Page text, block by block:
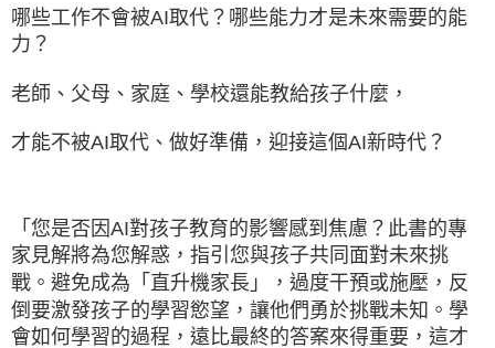
哪些工作不會被AI取代？哪些能力才是未來需要的能
力？
老師、父母、家庭、學校還能教給孩子什麼，
才能不被AI取代、做好準備，迎接這個AI新時代？
「您是否因AI對孩子教育的影響感到焦慮？此書的專
家見解將為您解惑，指引您與孩子共同面對未來挑
戰。避免成為「直升機家長」，過度干預或施壓，反
倒要激發孩子的學習慾望，讓他們勇於挑戰未知。學
會如何學習的過程，遠比最終的答案來得重要，這才